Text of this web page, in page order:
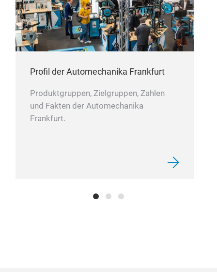
Profil der Automechanika Frankfurt
Produktgruppen, Zielgruppen, Zahlen
und Fakten der Automechanika
Frankfurt.